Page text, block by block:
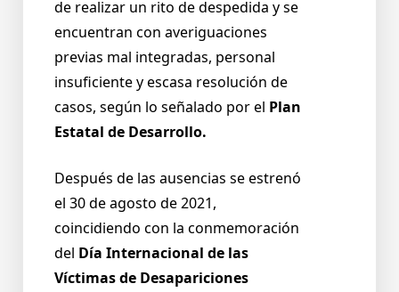
de realizar un rito de despedida y se
encuentran con averiguaciones
previas mal integradas, personal
insuficiente y escasa resolución de
casos, según lo señalado por el Plan
Estatal de Desarrollo.
Después de las ausencias se estrenó
el 30 de agosto de 2021,
coincidiendo con la conmemoración
del Día Internacional de las
Víctimas de Desapariciones